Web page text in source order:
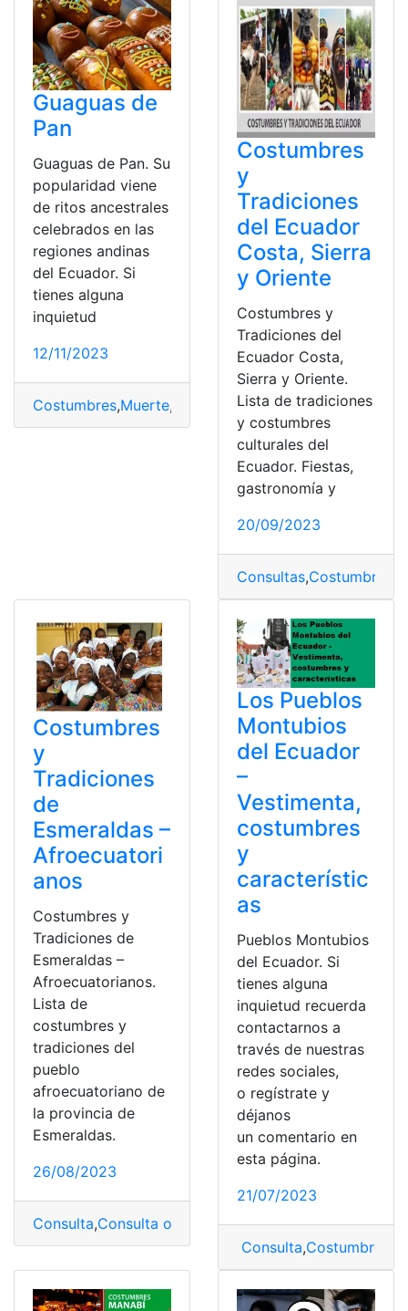
Guaguas de
Pan
Guaguas de Pan. Su
popularidad viene
de ritos ancestrales
celebrados en las
regiones andinas
del Ecuador. Si
tienes alguna
inquietud
12/11/2023
Costumbres,Muerte, Pan,Tradición
Costumbres
y
Tradiciones
del Ecuador
Costa, Sierra
y Oriente
Costumbres y
Tradiciones del
Ecuador Costa,
Sierra y Oriente.
Lista de tradiciones
y costumbres
culturales del
Ecuador. Fiestas,
gastronomía y
20/09/2023
Consultas,Costumbres
Costumbres
y
Tradiciones
de
Esmeraldas –
Afroecuatori
anos
Costumbres y
Tradiciones de
Esmeraldas –
Afroecuatorianos.
Lista de
costumbres y
tradiciones del
pueblo
afroecuatoriano de
la provincia de
Esmeraldas.
26/08/2023
Consulta,Consulta online Costumbres,Esmeraldas,
Los Pueblos
Montubios
del Ecuador
–
Vestimenta,
costumbres
y
característic
as
Pueblos Montubios
del Ecuador. Si
tienes alguna
inquietud recuerda
contactarnos a
través de nuestras
redes sociales,
o regístrate y
déjanos
un comentario en
esta página.
21/07/2023
Consulta,Costumbres